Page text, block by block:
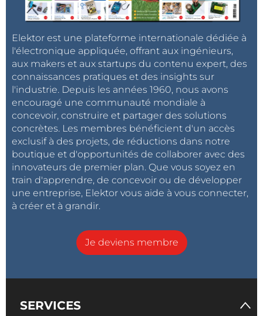
Elektor est une plateforme internationale dédiée à
l'électronique appliquée, offrant aux ingénieurs,
aux makers et aux startups du contenu expert, des
connaissances pratiques et des insights sur
l'industrie. Depuis les années 1960, nous avons
encouragé une communauté mondiale à
concevoir, construire et partager des solutions
concrètes. Les membres bénéficient d'un accès
exclusif à des projets, de réductions dans notre
boutique et d'opportunités de collaborer avec des
innovateurs de premier plan. Que vous soyez en
train d'apprendre, de concevoir ou de développer
une entreprise, Elektor vous aide à vous connecter,
à créer et à grandir.
Je deviens membre
SERVICES